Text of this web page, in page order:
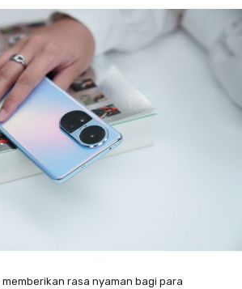
memberikan rasa nyaman bagi para